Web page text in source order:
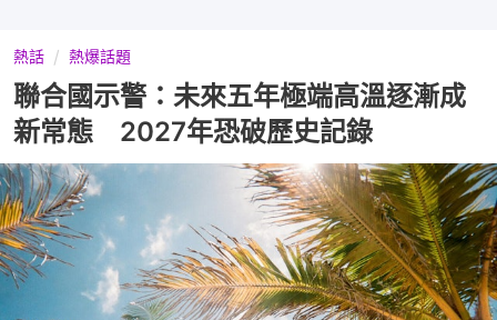
熱話 熱爆話題
聯合國示警：未來五年極端高溫逐漸成
新常態 2027年恐破歷史記錄